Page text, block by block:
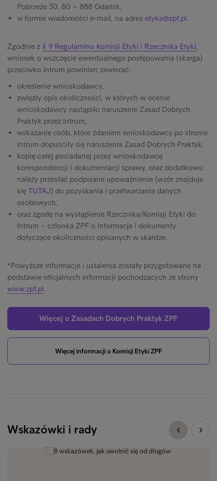
Pobrzeże 30, 80 – 888 Gdańsk,
w formie wiadomości e-mail, na adres etyka@zpf.pl.
Zgodnie z § 9 Regulaminu Komisji Etyki i Rzecznika Etyki,
wniosek o wszczęcie ewentualnego postępowania (skarga)
przeciwko Intrum powinien zawierać:
określenie wnioskodawcy,
zwięzły opis okoliczności, w których w ocenie
wnioskodawcy nastąpiło naruszenie Zasad Dobrych
Praktyk przez Intrum,
wskazanie osób, które zdaniem wnioskodawcy po stronie
Intrum dopuściły się naruszenia Zasad Dobrych Praktyk,
kopię całej posiadanej przez wnioskodawcę
korespondencji i dokumentacji sprawy, oraz dodatkowo:
należy przesłać podpisane upoważnienie (wzór znajduje
się TUTAJ) do pozyskania i przetwarzania danych
osobowych,
oraz zgodę na wystąpienie Rzecznika/Komisji Etyki do
Intrum – członka ZPF o informacje i dokumenty
dotyczące okoliczności opisanych w skardze.
*Powyższe informacje i ustalenia zostały przygotowane na
podstawie oficjalnych informacji pochodzących ze strony
www.zpf.pl.
Więcej o Zasadach Dobrych Praktyk ZPF
Więcej informacji o Komisji Etyki ZPF
Wskazówki i rady